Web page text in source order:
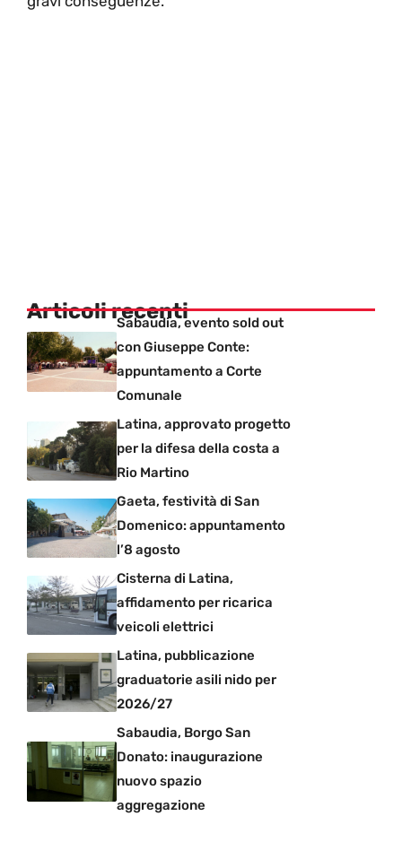
Articoli recentiSabaudia, evento sold out
con Giuseppe Conte:
appuntamento a Corte
Comunale
Latina, approvato progetto
per la difesa della costa a
Rio Martino
Gaeta, festività di San
Domenico: appuntamento
l’8 agosto
Cisterna di Latina,
affidamento per ricarica
veicoli elettrici
Latina, pubblicazione
graduatorie asili nido per
2026/27
Sabaudia, Borgo San
Donato: inaugurazione
nuovo spazio
aggregazione